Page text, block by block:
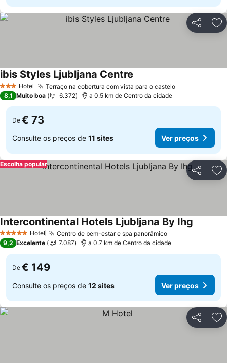
Partilhar
3 EstrelasHotel Terraço na cobertura com vista para o casteloVer preços
ibis Styles Ljubljana Centre
8,1 Muito boa 6.372 a 0.5 km de Centro da cidade
De € 73
Consulte os preços de 11 sites Ver preços
Partilhar
Escolha popular
5 Estrelas Hotel Centro de bem-estar e spa panorâmicoVer preços
Intercontinental Hotels Ljubljana By Ihg
9,2 Excelente 7.087 a 0.7 km de Centro da cidade
De € 149
Consulte os preços de 12 sites Ver preços
Partilhar